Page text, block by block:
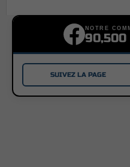
NOTRE
90,500
SUIVEZ LA PAGE